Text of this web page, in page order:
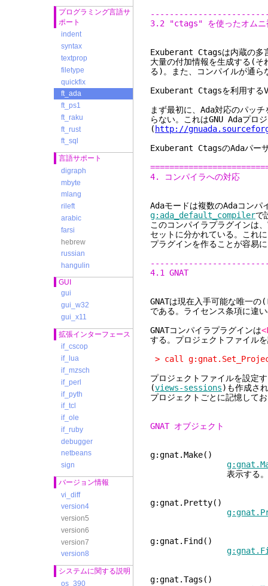
プログラミング言語サ
ポート
indent
syntax
textprop
filetype
quickfix
ft_ada
ft_ps1
ft_raku
ft_rust
ft_sql
言語サポート
digraph
mbyte
mlang
rileft
arabic
farsi
hebrew
russian
hangulin
GUI
gui
gui_w32
gui_x11
拡張インターフェース
if_cscop
if_lua
if_mzsch
if_perl
if_pyth
if_tcl
if_ole
if_ruby
debugger
netbeans
sign
バージョン情報
vi_diff
version4
version5
version6
version7
version8
システムに関する説明
os_390
3.2 "ctags" を使ったオムニ
Exuberant Ctagsは内蔵の多
大量の付加情報を生成する(
る)。また、コンパイルが通ら
Exuberant Ctagsを利用する
まず最初に、Ada対応のパッ
らない。これはGNU Adaプロ
( http://
Exuberant CtagsのAdaパー
4. コンパイラへの対応
Adaモードは複数のAdaコンパ
g:ada_default_compilerで
このコンパイラプラグインは
セットに分かれている。これ
プラグインを作ることが容易
4.1 GNAT
GNATは現在入手可能な唯一
である。ライセンス条項に違
GNATコンパイラプラグインは
する。プロジェクトファイル
> call
プロジェクトファイルを設定
(views-sessions)も作成さ
プロジェクトごとに記憶して
GNAT オブジェクト
g:gnat.Make()
表示する。
g:gnat.Pretty()
g:gnat.Find()
g:gnat.Tags()